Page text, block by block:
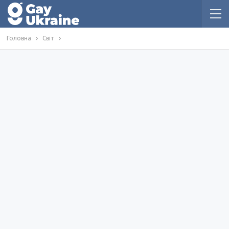
Головна Світ